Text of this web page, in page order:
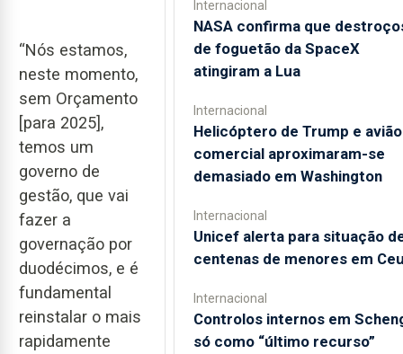
“Nós estamos,
neste momento,
sem Orçamento
[para 2025],
temos um
governo de
gestão, que vai
fazer a
governação por
duodécimos, e é
fundamental
reinstalar o mais
rapidamente
Internacional
NASA confirma que
de foguetão da SpaceX
atingiram a Lua
Internacional
Helicóptero de Trump e avião
comercial aproximaram-se
demasiado em Washington
Internacional
Unicef alerta para situação
centenas de menores em
Internacional
Controlos internos em
só como “último recurso”